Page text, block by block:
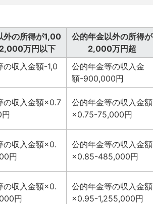
外の所得が1,00
万円以下
公的年金以外の所得が
2,000万円超
の収入金額-1,0
公的年金等の収入金
額-900,000円
の収入金額×0.7
公的年金等の収入金額
×0.75-75,000円
の収入金額×0.
円
公的年金等の収入金額
×0.85-485,000円
の収入金額×0.
円
公的年金等の収入金額
×0.95-1,255,000円